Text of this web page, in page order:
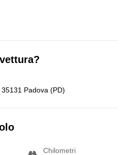
Padova (PD)
Chilometri